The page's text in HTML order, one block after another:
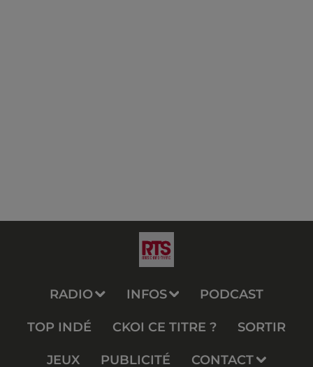
RADIO INFOS PODCAST
TOP INDÉ CKOI CE TITRE ? SORTIR
JEUX PUBLICITÉ CONTACT